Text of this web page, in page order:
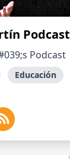
Podcast
Podcast
Educación